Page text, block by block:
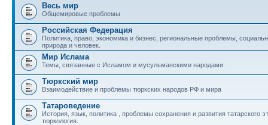
Весь мир
Общемировые проблемы
Российская Федерация
Политика, право, экономика и бизнес, региональные проблемы,
природа и человек.
Мир Ислама
Темы, связанные с Исламом и мусульманскими народами.
Тюркский мир
Взаимодействие и проблемы тюркских народов РФ и мира
Татароведение
История, язык, политика , проблемы сохранения и развития татарского
тюркология.